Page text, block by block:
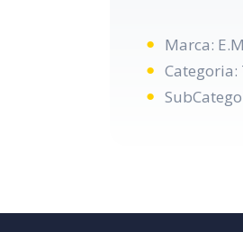
Marca:
Categoria: